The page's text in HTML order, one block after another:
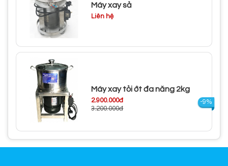
Máy xay sả
Liên hệ
Máy xay tỏi ớt đa năng 2kg
2.900.000đ
3.200.000đ
-9%